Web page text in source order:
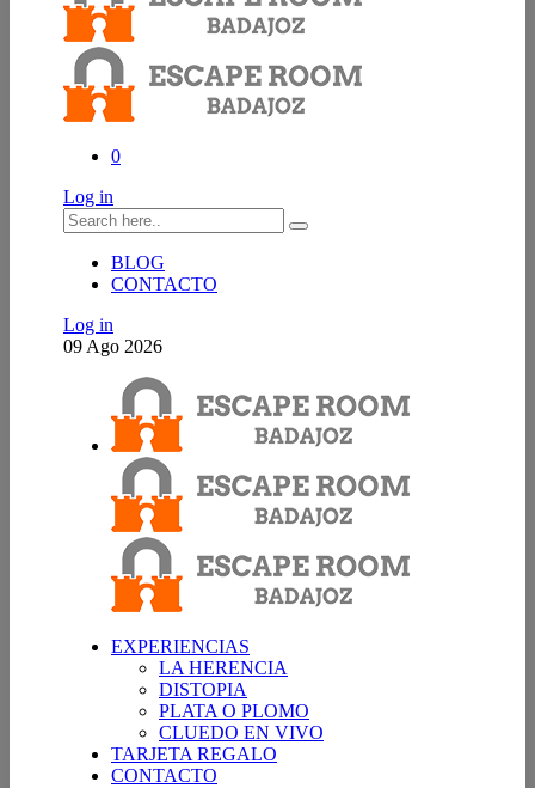
0
Log in
BLOG
CONTACTO
Log in
09 Ago 2026
EXPERIENCIAS
LA HERENCIA
DISTOPIA
PLATA O PLOMO
CLUEDO EN VIVO
TARJETA REGALO
CONTACTO